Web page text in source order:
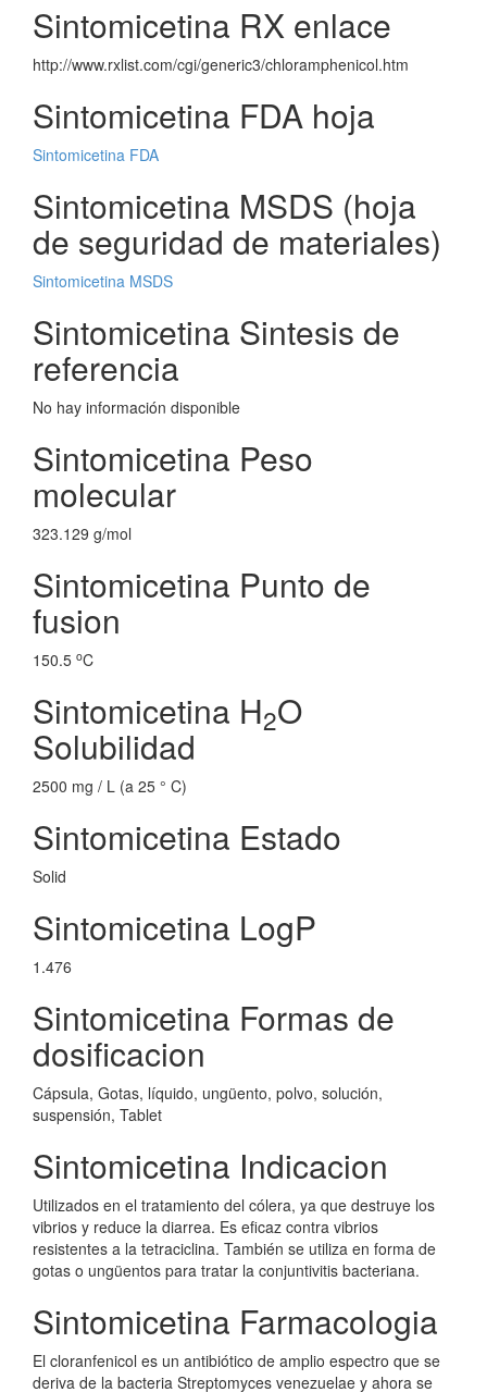
Sintomicetina RX enlace
http://www.rxlist.com/cgi/generic3/chloramphenicol.htm
Sintomicetina FDA hoja
Sintomicetina FDA
Sintomicetina MSDS (hoja
de seguridad de materiales)
Sintomicetina MSDS
Sintomicetina Sintesis de
referencia
No hay información disponible
Sintomicetina Peso
molecular
323.129 g/mol
Sintomicetina Punto de
fusion
150.5 oC
Sintomicetina H2O
Solubilidad
2500 mg / L (a 25 ° C)
Sintomicetina Estado
Solid
Sintomicetina LogP
1.476
Sintomicetina Formas de
dosificacion
Cápsula, Gotas, líquido, ungüento, polvo, solución,
suspensión, Tablet
Sintomicetina Indicacion
Utilizados en el tratamiento del cólera, ya que destruye los
vibrios y reduce la diarrea. Es eficaz contra vibrios
resistentes a la tetraciclina. También se utiliza en forma de
gotas o ungüentos para tratar la conjuntivitis bacteriana.
Sintomicetina Farmacologia
El cloranfenicol es un antibiótico de amplio espectro que se
deriva de la bacteria Streptomyces venezuelae y ahora se